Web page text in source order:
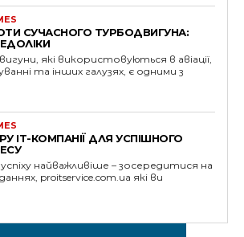
СУЧАСНОГО ТУРБОДВИГУНА:
які використовуються в авіації,
та інших галузях, є одними з
IT-КОМПАНІЇ ДЛЯ УСПІШНОГО
найважливіше – зосередитися на
які ви